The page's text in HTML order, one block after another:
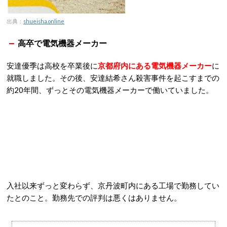
出典： shueisha.online
高卒で電気機器メーカー
安達優季は高校を卒業後に京都府内にある電気機器メーカーに
就職しました。その後、安達結希さん殺害事件を起こすまでの
約20年間、ずっとその電気機器メーカーで働いていました。
入社以来ずっと変わらず、京丹波町内にある工場で勤務してい
たとのこと。勤務先での評判は悪くはありません。